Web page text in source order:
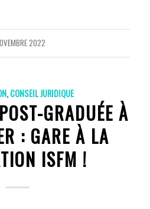
2022
,CONSEIL JURIDIQUE
GRADUÉE À
: GARE À LA
ISFM !